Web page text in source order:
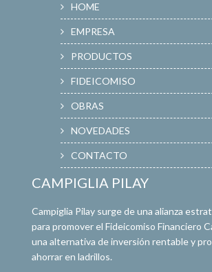
HOME
EMPRESA
PRODUCTOS
FIDEICOMISO
OBRAS
NOVEDADES
CONTACTO
CAMPIGLIA PILAY
Campiglia Pilay surge de una alianza
para promover el Fideicomiso Financiero
una alternativa de inversión rentable y
ahorrar en ladrillos.